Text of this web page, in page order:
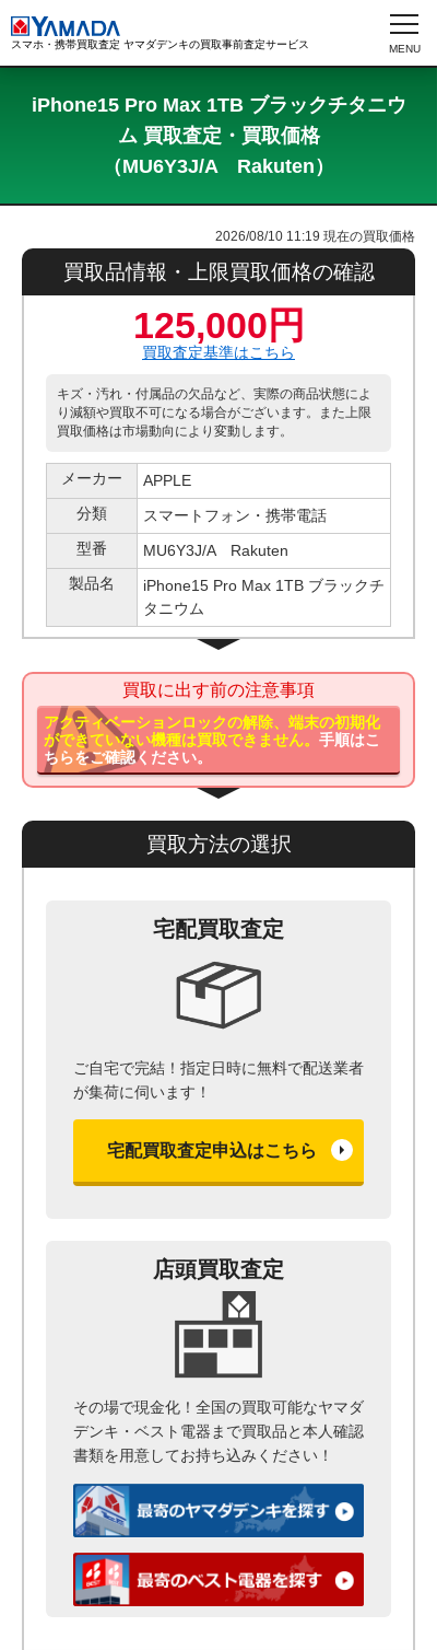
スマホ・携帯買取査定 ヤマダデンキの買取事前査定サービス
iPhone15 Pro Max 1TB ブラックチタニウ
ム 買取査定・買取価格
（MU6Y3J/A Rakuten）
2026/08/10 11:19 現在の買取価格
買取品情報・上限買取価格の確認
125,000円
買取査定基準はこちら
キズ・汚れ・付属品の欠品など、実際の商品状態によ
り減額や買取不可になる場合がございます。また上限
買取価格は市場動向により変動します。
メーカー
APPLE
分類
スマートフォン・携帯電話
型番
MU6Y3J/A Rakuten
製品名
iPhone15 Pro Max 1TB ブラックチ
タニウム
買取に出す前の注意事項
アクティベーションロックの解除、端末の初期化
ができていない機種は買取できません。手順はこ
ちらをご確認ください。
買取方法の選択
宅配買取査定
ご自宅で完結！指定日時に無料で配送業者
が集荷に伺います！
宅配買取査定申込はこちら
店頭買取査定
その場で現金化！全国の買取可能なヤマダ
デンキ・ベスト電器まで買取品と本人確認
書類を用意してお持ち込みください！